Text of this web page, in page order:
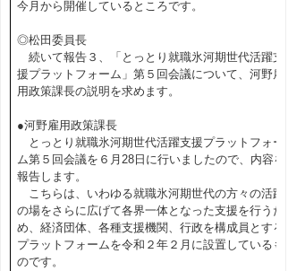
今月から開催しているところです。
◎松田委員長
続いて報告３、「とっとり就職氷河期世代活躍支
援プラットフォーム」第５回会議について、河野雇
用政策課長の説明を求めます。
●河野雇用政策課長
とっとり就職氷河期世代活躍支援プラットフォー
ム第５回会議を６月28日に行いましたので、内容を
報告します。
こちらは、いわゆる就職氷河期世代の方々の活躍
の場をさらに広げて各界一体となった支援を行うた
め、経済団体、各種支援機関、行政を構成員とする
プラットフォームを令和２年２月に設置しているも
のです。